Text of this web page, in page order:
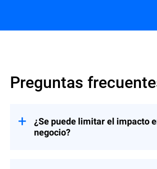
Preguntas
¿Se puede limitar el impacto
negocio?